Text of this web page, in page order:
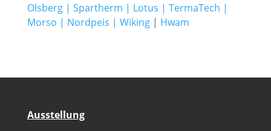
Olsberg| Spartherm | Lotus | TermaTech |
Morso | Nordpeis | Wiking| Hwam
Ausstellung